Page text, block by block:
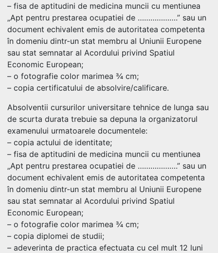
– fisa de aptitudini de medicina muncii cu mentiunea
„Apt pentru prestarea ocupatiei de ……………….” sau un
document echivalent emis de autoritatea competenta
în domeniu dintr-un stat membru al Uniunii Europene
sau stat semnatar al Acordului privind Spatiul
Economic European;
– o fotografie color marimea ¾ cm;
– copia certificatului de absolvire/calificare.
Absolventii cursurilor universitare tehnice de lunga sau
de scurta durata trebuie sa depuna la organizatorul
examenului urmatoarele documentele:
– copia actului de identitate;
– fisa de aptitudini de medicina muncii cu mentiunea
„Apt pentru prestarea ocupatiei de ……………….” sau un
document echivalent emis de autoritatea competenta
în domeniu dintr-un stat membru al Uniunii Europene
sau stat semnatar al Acordului privind Spatiul
Economic European;
– o fotografie color marimea ¾ cm;
– copia diplomei de studii;
– adeverinta de practica efectuata cu cel mult 12 luni